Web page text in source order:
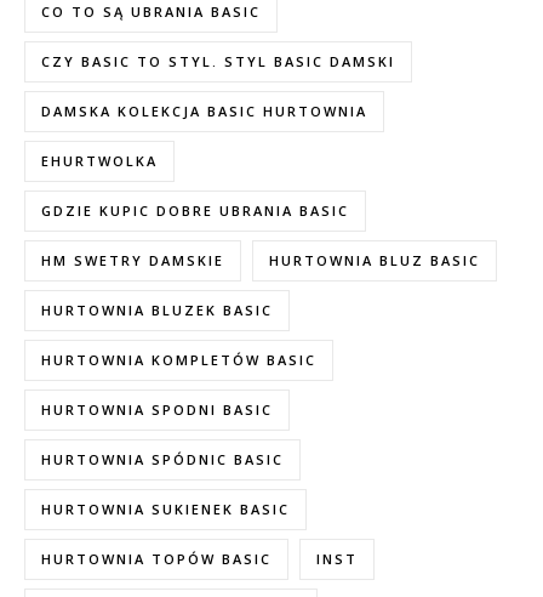
CO TO SĄ UBRANIA BASIC
CZY BASIC TO STYL. STYL BASIC DAMSKI
DAMSKA KOLEKCJA BASIC HURTOWNIA
EHURTWOLKA
GDZIE KUPIC DOBRE UBRANIA BASIC
HM SWETRY DAMSKIE HURTOWNIA BLUZ BASIC
HURTOWNIA BLUZEK BASIC
HURTOWNIA KOMPLETÓW BASIC
HURTOWNIA SPODNI BASIC
HURTOWNIA SPÓDNIC BASIC
HURTOWNIA SUKIENEK BASIC
HURTOWNIA TOPÓW BASIC INST